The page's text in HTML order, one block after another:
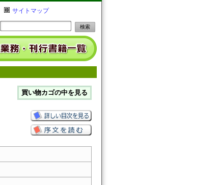
サイトマップ